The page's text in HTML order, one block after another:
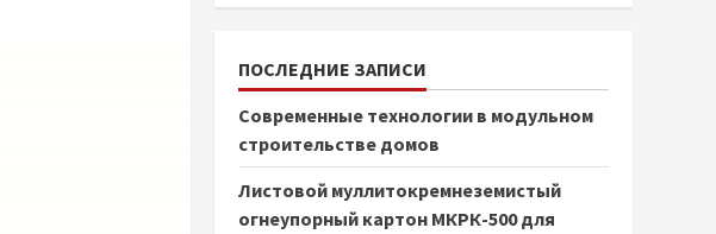
ПОСЛЕДНИЕ ЗАПИСИ
Современные технологии в модульном
строительстве домов
Листовой муллитокремнеземистый
огнеупорный картон МКРК-500 для